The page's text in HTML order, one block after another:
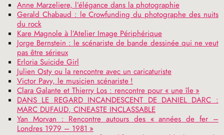
Anne Marzeliere, l’élégance dans la photographie
Gerald Chabaud : le Crowfunding du photographe des nuits
du rock
Kare Magnole à l’Atelier Image Périphérique
Jorge Bernstein : le scénariste de bande dessinée qui ne veut
pas être sérieux
Erloria Suicide Girl
Julien Osty ou la rencontre avec un caricaturiste
Victor Pavy, le musicien scénariste !
Clara Galante et Thierry Los : rencontre pour « une île »
DANS LE REGARD INCANDESCENT DE DANIEL DARC :
MARC DUFAUD, CINEASTE INCLASSABLE
Yan Morvan : Rencontre autours des « années de fer –
Londres 1979 – 1981 »